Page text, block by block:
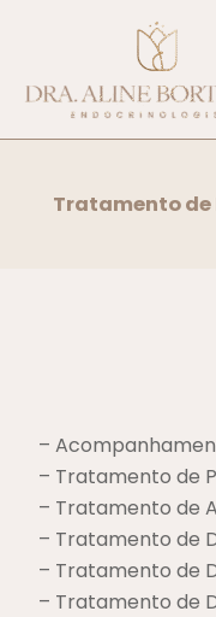
conteúdo
Tratamento de
–
– Tratamento de
– Tratamento de
– Tratamento de
– Tratamento de
– Tratamento de